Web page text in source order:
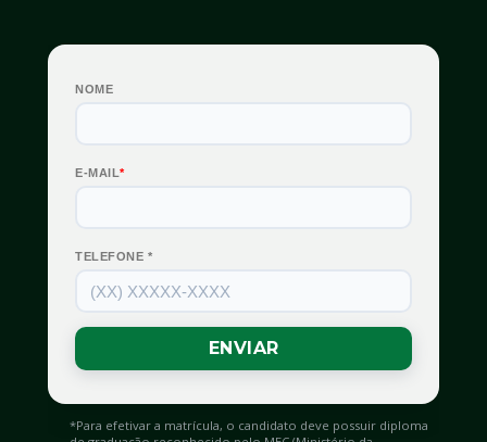
*Para efetivar a matrícula, o candidato deve possuir diploma